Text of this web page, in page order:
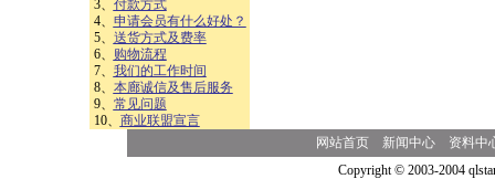
3、 付款方式
4、 申请会员有什么好处？
5、 送货方式及费率
6、
购物流程
7、 我们的工作时间
8、 本廊诚信及售后服务
9、 常见问题
10、 商业联盟宣言
网站首页 新闻中心
资料中
Copyright © 2003-2004